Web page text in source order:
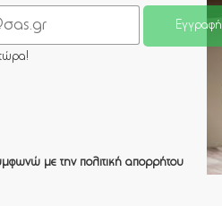
Εγγραφή
με την πολιτική απορρήτου